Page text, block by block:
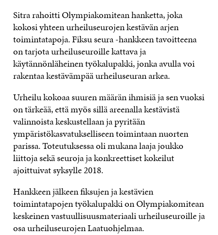
Sitra rahoitti Olympiakomitean hanketta, joka
kokosi yhteen urheiluseurojen kestävän arjen
toimintatapoja. Fiksu seura -hankkeen tavoitteena
on tarjota urheiluseuroille kattava ja
käytännönläheinen työkalupakki, jonka avulla voi
rakentaa kestävämpää urheiluseuran arkea.
Urheilu kokoaa suuren määrän ihmisiä ja sen vuoksi
on tärkeää, että myös sillä areenalla kestävistä
valinnoista keskustellaan ja pyritään
ympäristökasvatukselliseen toimintaan nuorten
parissa. Toteutuksessa oli mukana laaja joukko
liittoja sekä seuroja ja konkreettiset kokeilut
ajoittuivat syksylle 2018.
Hankkeen jälkeen fiksujen ja kestävien
toimintatapojen työkalupakki on Olympiakomitean
keskeinen vastuullisuusmateriaali urheiluseuroille ja
osa urheiluseurojen Laatuohjelmaa.